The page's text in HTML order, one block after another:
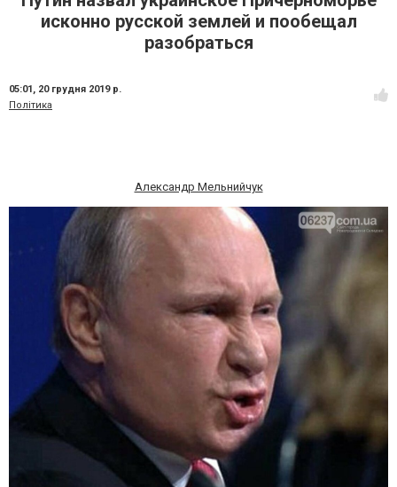
исконно русской землей и пообещал
разобраться
05:01, 20 грудня 2019 р.
Політика
Александр Мельнийчук